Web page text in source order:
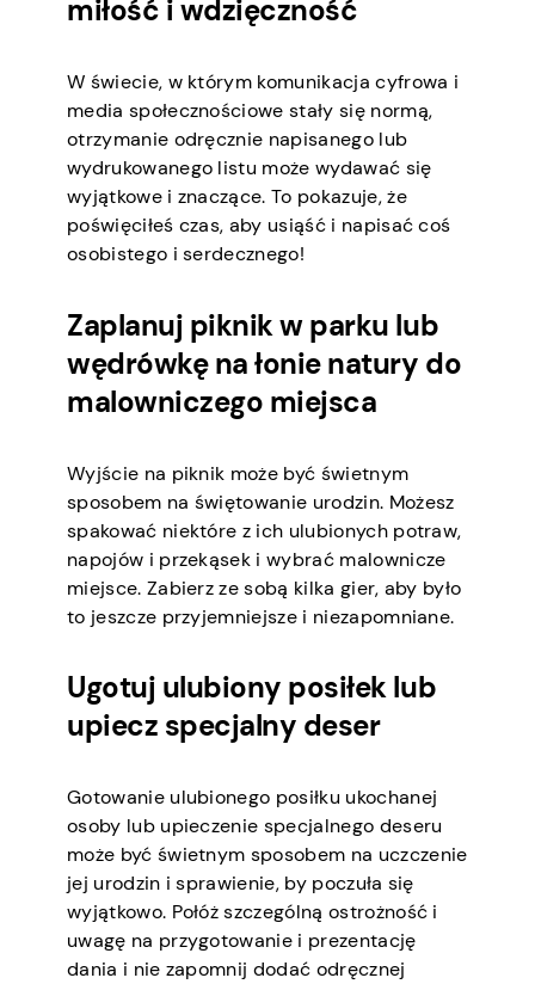
miłość i wdzięczność
W świecie, w którym komunikacja cyfrowa i
media społecznościowe stały się normą,
otrzymanie odręcznie napisanego lub
wydrukowanego listu może wydawać się
wyjątkowe i znaczące. To pokazuje, że
poświęciłeś czas, aby usiąść i napisać coś
osobistego i serdecznego!
Zaplanuj piknik w parku lub
wędrówkę na łonie natury do
malowniczego miejsca
Wyjście na piknik może być świetnym
sposobem na świętowanie urodzin. Możesz
spakować niektóre z ich ulubionych potraw,
napojów i przekąsek i wybrać malownicze
miejsce. Zabierz ze sobą kilka gier, aby było
to jeszcze przyjemniejsze i niezapomniane.
Ugotuj ulubiony posiłek lub
upiecz specjalny deser
Gotowanie ulubionego posiłku ukochanej
osoby lub upieczenie specjalnego deseru
może być świetnym sposobem na uczczenie
jej urodzin i sprawienie, by poczuła się
wyjątkowo. Połóż szczególną ostrożność i
uwagę na przygotowanie i prezentację
dania i nie zapomnij dodać odręcznej